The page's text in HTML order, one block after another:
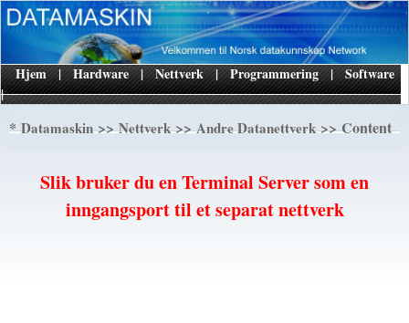
|
Hjem | Hardware | Nettverk | Programmering | Software
*Datamaskin>>Nettverk>>Andre Datanettverk>> Content
Slik bruker du en Terminal Server som en
inngangsport til et separat nettverk